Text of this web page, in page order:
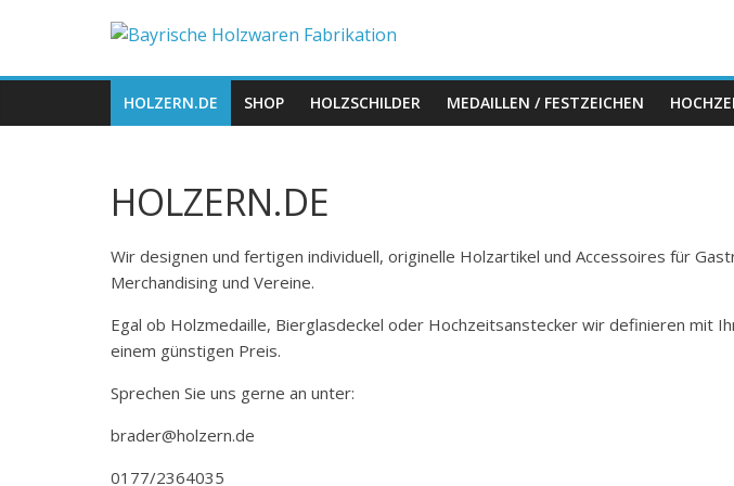
Bayrische
Holzwaren
Holzern.de
HOLZERN.DE SHOP HOLZSCHILDER MEDAILLEN / FESTZEICHEN
HOLZERN.DE
Wir designen und fertigen individuell, originelle Holzartikel und Accessoires für
Merchandising und Vereine.
Egal ob Holzmedaille, Bierglasdeckel oder Hochzeitsanstecker wir definieren mit
einem günstigen Preis.
Sprechen Sie uns gerne an unter:
brader@holzern.de
0177/2364035